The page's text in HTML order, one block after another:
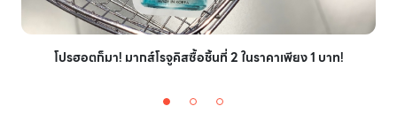
โปรฮอตก็มา! มากส์โรจูคิสซื้อชิ้นที่ 2 ในราคาเพียง 1 บาท!